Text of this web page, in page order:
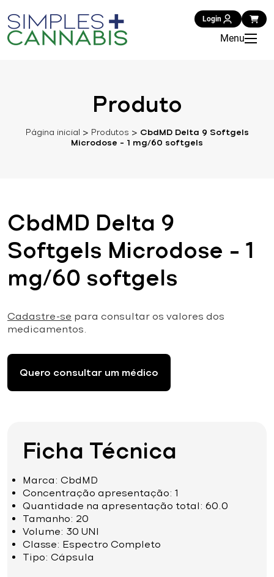
Login
Menu
Produto
Página inicial > Produtos > CbdMD Delta 9 Softgels
Microdose – 1 mg/60 softgels
CbdMD Delta 9
Softgels Microdose – 1
mg/60 softgels
Cadastre-se para consultar os valores dos
medicamentos.
Quero consultar um médico
Ficha Técnica
Marca: CbdMD
Concentração apresentação: 1
Quantidade na apresentação total: 60.0
Tamanho: 20
Volume: 30 UNI
Classe: Espectro Completo
Tipo: Cápsula